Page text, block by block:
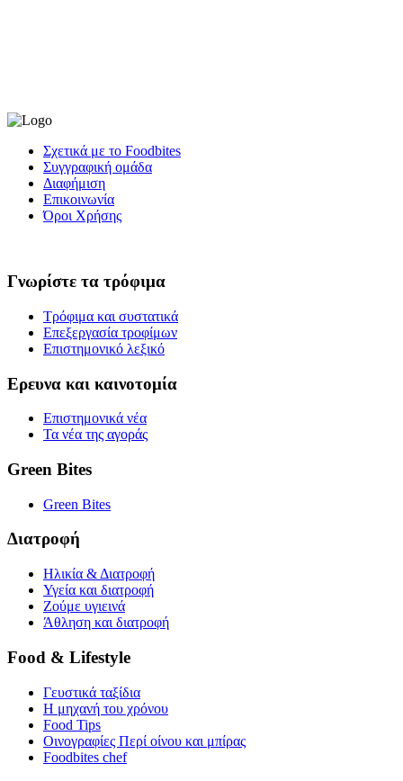
Σχετικά με το Foodbites
Συγγραφική ομάδα
Διαφήμιση
Επικοινωνία
Όροι Χρήσης
Γνωρίστε τα τρόφιμα
Τρόφιμα και συστατικά
Επεξεργασία τροφίμων
Επιστημονικό λεξικό
Ερευνα και καινοτομία
Επιστημονικά νέα
Τα νέα της αγοράς
Green Bites
Green Bites
Διατροφή
Ηλικία & Διατροφή
Υγεία και διατροφή
Ζούμε υγιεινά
Άθληση και διατροφή
Food & Lifestyle
Γευστικά ταξίδια
Η μηχανή του χρόνου
Food Tips
Οινογραφίες Περί οίνου και μπίρας
Foodbites chef